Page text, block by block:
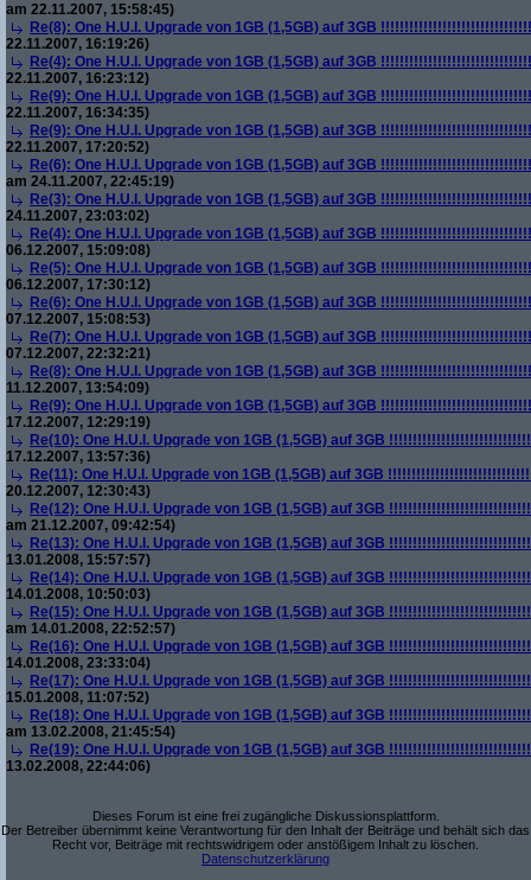
am 22.11.2007, 15:58:45)
Re(8): One H.U.I. Upgrade von 1GB (1,5GB) auf 3GB
22.11.2007, 16:19:26)
Re(4): One H.U.I. Upgrade von 1GB (1,5GB) auf 3GB
22.11.2007, 16:23:12)
Re(9): One H.U.I. Upgrade von 1GB (1,5GB) auf 3GB
22.11.2007, 16:34:35)
Re(9): One H.U.I. Upgrade von 1GB (1,5GB) auf 3GB
22.11.2007, 17:20:52)
Re(6): One H.U.I. Upgrade von 1GB (1,5GB) auf 3GB
am 24.11.2007, 22:45:19)
Re(3): One H.U.I. Upgrade von 1GB (1,5GB) auf 3GB
24.11.2007, 23:03:02)
Re(4): One H.U.I. Upgrade von 1GB (1,5GB) auf 3GB
06.12.2007, 15:09:08)
Re(5): One H.U.I. Upgrade von 1GB (1,5GB) auf 3GB
06.12.2007, 17:30:12)
Re(6): One H.U.I. Upgrade von 1GB (1,5GB) auf 3GB
07.12.2007, 15:08:53)
Re(7): One H.U.I. Upgrade von 1GB (1,5GB) auf 3GB
07.12.2007, 22:32:21)
Re(8): One H.U.I. Upgrade von 1GB (1,5GB) auf 3GB
11.12.2007, 13:54:09)
Re(9): One H.U.I. Upgrade von 1GB (1,5GB) auf 3GB
17.12.2007, 12:29:19)
Re(10): One H.U.I. Upgrade von 1GB (1,5GB) auf 3GB
17.12.2007, 13:57:36)
Re(11): One H.U.I. Upgrade von 1GB (1,5GB) auf 3GB
20.12.2007, 12:30:43)
Re(12): One H.U.I. Upgrade von 1GB (1,5GB) auf 3GB
am 21.12.2007, 09:42:54)
Re(13): One H.U.I. Upgrade von 1GB (1,5GB) auf 3GB
13.01.2008, 15:57:57)
Re(14): One H.U.I. Upgrade von 1GB (1,5GB) auf 3GB
14.01.2008, 10:50:03)
Re(15): One H.U.I. Upgrade von 1GB (1,5GB) auf 3GB
am 14.01.2008, 22:52:57)
Re(16): One H.U.I. Upgrade von 1GB (1,5GB) auf 3GB
14.01.2008, 23:33:04)
Re(17): One H.U.I. Upgrade von 1GB (1,5GB) auf 3GB
15.01.2008, 11:07:52)
Re(18): One H.U.I. Upgrade von 1GB (1,5GB) auf 3GB
am 13.02.2008, 21:45:54)
Re(19): One H.U.I. Upgrade von 1GB (1,5GB) auf 3GB
13.02.2008, 22:44:06)
Dieses Forum ist eine frei zugängliche Diskussionsplattform.
Der Betreiber übernimmt keine Verantwortung für den Inhalt der Beiträge und behält sich das
Recht vor, Beiträge mit rechtswidrigem oder anstößigem Inhalt zu löschen.
Datenschutzerklärung